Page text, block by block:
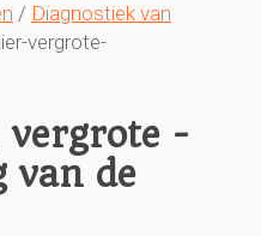
/ Diagnostiek van
vergrote-
-
van de